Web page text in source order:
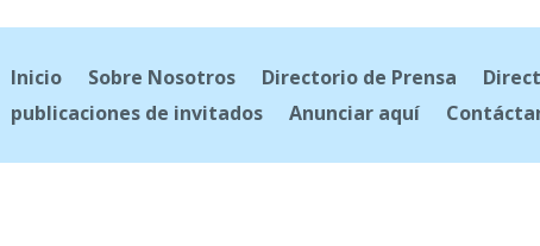
Inicio Sobre Nosotros Directorio de Prensa
publicaciones de invitados
Anunciar aquí